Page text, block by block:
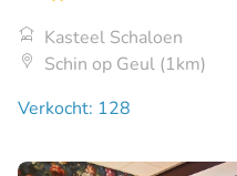
Kasteel Schaloen
Schin op Geul (1km)
Verkocht: 128